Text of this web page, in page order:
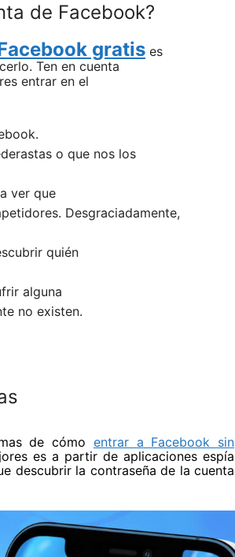
de Facebook?
gratis es
Ten en cuenta
entrar en el
o que nos los
ver que
Desgraciadamente,
quién
alguna
no existen.
de cómo entrar a Facebook sin
es a partir de aplicaciones espía
descubrir la contraseña de la cuenta